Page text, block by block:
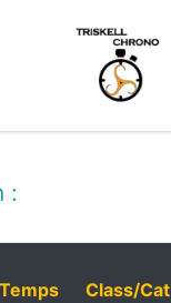
:
Temps Class/